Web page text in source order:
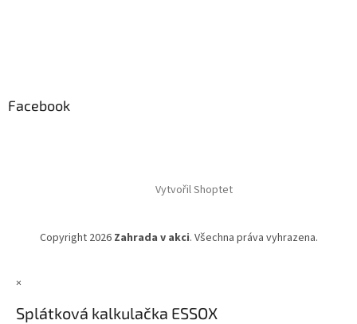
Facebook
Vytvořil Shoptet
Copyright 2026 Zahrada v akci. Všechna práva vyhrazena.
×
Splátková kalkulačka ESSOX